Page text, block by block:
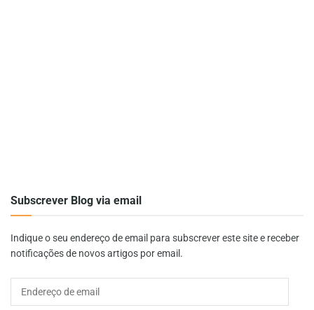
Subscrever Blog via email
Indique o seu endereço de email para subscrever este site e receber
notificações de novos artigos por email.
Endereço